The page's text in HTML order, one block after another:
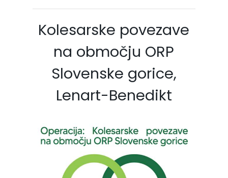
Kolesarske povezave
na območju ORP
Slovenske gorice,
Lenart-Benedikt